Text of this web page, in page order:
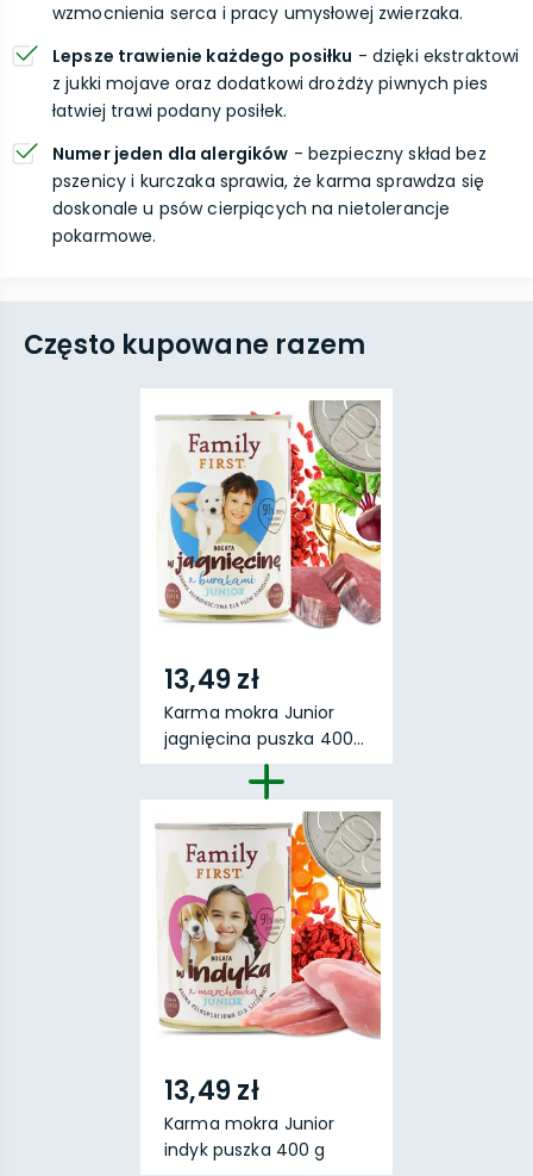
wzmocnienia serca i pracy umysłowej zwierzaka.
Lepsze trawienie każdego posiłku - dzięki ekstraktowi
z jukki mojave oraz dodatkowi drożdży piwnych pies
łatwiej trawi podany posiłek.
Numer jeden dla alergików - bezpieczny skład bez
pszenicy i kurczaka sprawia, że karma sprawdza się
doskonale u psów cierpiących na nietolerancje
pokarmowe.
Często kupowane razem
13,49 zł
Karma mokra Junior
jagnięcina puszka 400...
13,49 zł
Karma mokra Junior
indyk puszka 400 g